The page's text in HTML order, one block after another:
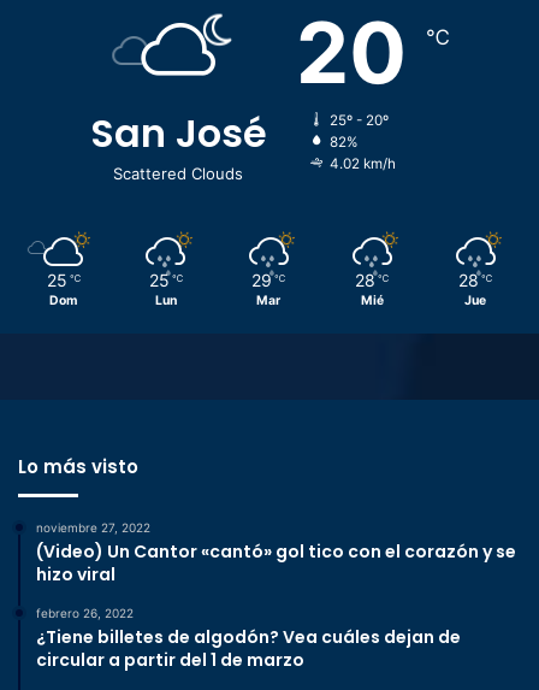
San José
Scattered Clouds
20 ℃
25º - 20º
82%
4.02 km/h
25 ℃
Dom
25 ℃
Lun
29 ℃
Mar
28 ℃
Mié
28 ℃
Jue
Lo más visto
noviembre 27, 2022
(Video) Un Cantor «cantó» gol tico con el corazón y se
hizo viral
febrero 26, 2022
¿Tiene billetes de algodón? Vea cuáles dejan de
circular a partir del 1 de marzo